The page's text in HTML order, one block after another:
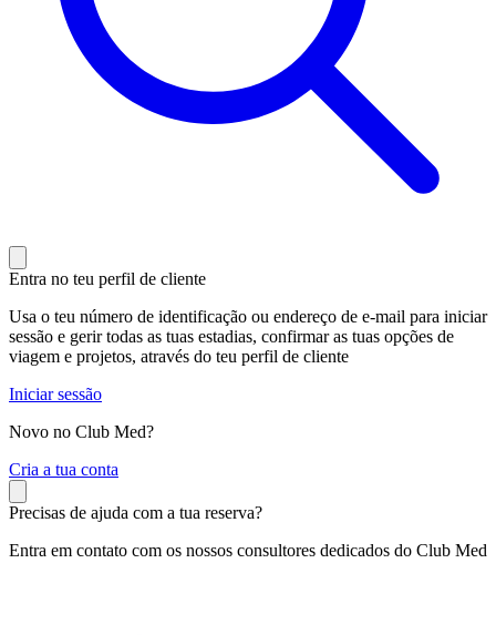
Entra no teu perfil de cliente
Usa o teu número de identificação ou endereço de e-mail para iniciar
sessão e gerir todas as tuas estadias, confirmar as tuas opções de
viagem e projetos, através do teu perfil de cliente
Iniciar sessão
Novo no Club Med?
Cria a tua conta
Precisas de ajuda com a tua reserva?
Entra em contato com os nossos consultores dedicados do Club Med